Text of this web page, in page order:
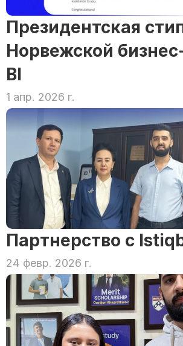
Президентская
Норвежской
BI
1 апр. 2026 г.
Партнерство с
24 февр. 2026 г.